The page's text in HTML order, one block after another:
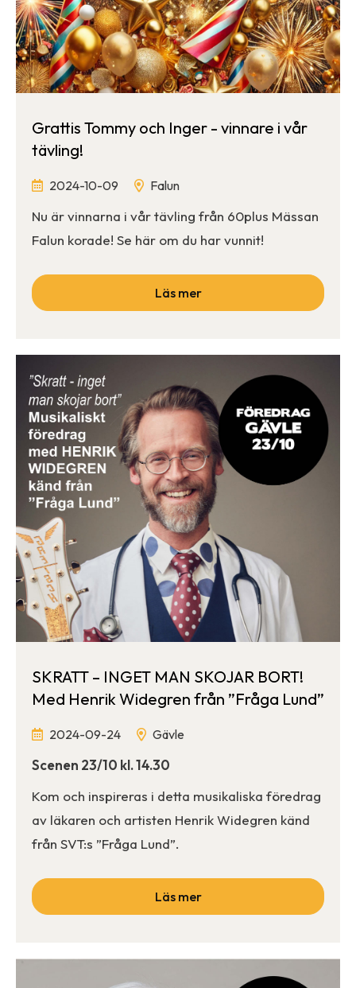
Grattis Tommy och Inger - vinnare i vår
tävling!
2024-10-09 Falun
Nu är vinnarna i vår tävling från 60plus Mässan
Falun korade! Se här om du har vunnit!
Läs mer
SKRATT – INGET MAN SKOJAR BORT!
Med Henrik Widegren från ”Fråga Lund”
2024-09-24 Gävle
Scenen 23/10 kl. 14.30
Kom och inspireras i detta musikaliska föredrag
av läkaren och artisten Henrik Widegren känd
från SVT:s ”Fråga Lund”.
Läs mer